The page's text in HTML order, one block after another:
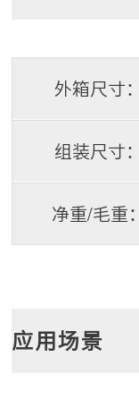
外箱尺寸：
组装尺寸：
净重/毛重：
应用场景